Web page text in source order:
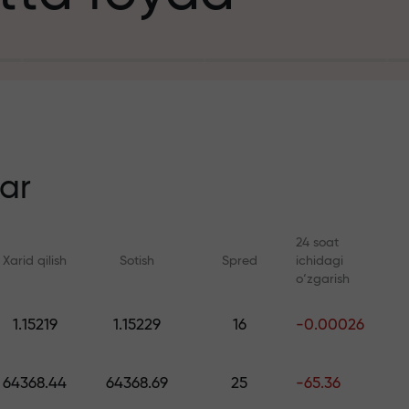
uchun
jekpoti
Xarid qilish Sotish Spred
24 soat
ichidagi
o‘zgarish
1.15219 1.15229 16 -0.00026
64368.44 64368.69 25 -65.36
Onlayn kurslar
va vebinarlar
FX.CO bilan